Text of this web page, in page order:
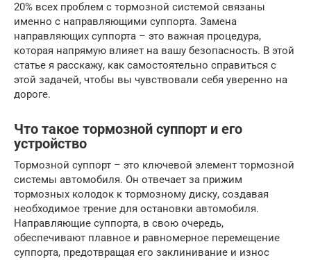
20% всех проблем с тормозной системой связаны
именно с направляющими суппорта. Замена
направляющих суппорта – это важная процедура,
которая напрямую влияет на вашу безопасность. В этой
статье я расскажу, как самостоятельно справиться с
этой задачей, чтобы вы чувствовали себя уверенно на
дороге.
Что такое тормозной суппорт и его
устройство
Тормозной суппорт – это ключевой элемент тормозной
системы автомобиля. Он отвечает за прижим
тормозных колодок к тормозному диску, создавая
необходимое трение для остановки автомобиля.
Направляющие суппорта, в свою очередь,
обеспечивают плавное и равномерное перемещение
суппорта, предотвращая его заклинивание и износ